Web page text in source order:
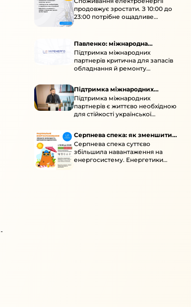
споживання зростає
продовжує зростати. З 10:00 до
23:00 потрібне ощадливе
енергоспоживання, а
перенести на нічні години.
Павленко: міжнародна
підтримка для стійкості
енергосистеми
Підтримка міжнародних
партнерів критична для запасів
обладнання й ремонту
Підтримка міжнародних
партнерів для стійкості
енергосистеми
Підтримка міжнародних
партнерів є життєво необхідною
для стійкості української
наступної зими.
Серпнева спека: як зменшити
навантаження
Серпнева спека суттєво
збільшила навантаження на
енергосистему. Енергетики